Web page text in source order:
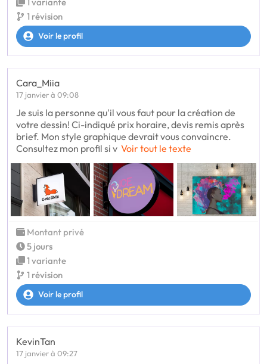
1 révision
Voir le profil
Cara_Miia
17 janvier à 09:08
Je suis la personne qu'il vous faut pour la création de
votre dessin! Ci-indiqué prix horaire, devis remis après
brief. Mon style graphique devrait vous convaincre.
Consultez mon profil si v Voir tout le texte
Montant privé
5 jours
1 variante
1 révision
Voir le profil
KevinTan
17 janvier à 09:27